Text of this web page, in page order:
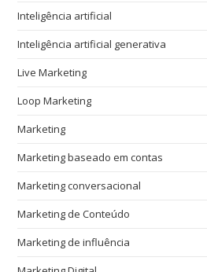
Inteligência artificial
Inteligência artificial generativa
Live Marketing
Loop Marketing
Marketing
Marketing baseado em contas
Marketing conversacional
Marketing de Conteúdo
Marketing de influência